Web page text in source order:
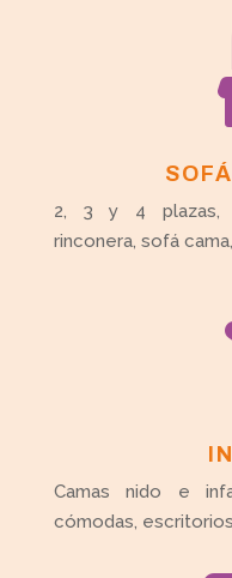
2, 3 y 4 plazas,
rinconera, sofá
Camas nido e
cómodas,